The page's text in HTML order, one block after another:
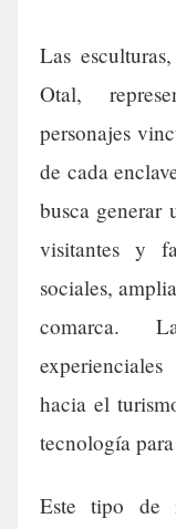
Las
Otal,
personajes
de cada
busca generar
visitantes y
sociales,
comarca.
hacia el
tecnología
Este tipo de